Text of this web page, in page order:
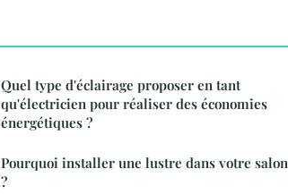
Quel type d'éclairage proposer en tant
qu'électricien pour réaliser des économies
énergétiques ?
Pourquoi installer une lustre dans votre salon
?